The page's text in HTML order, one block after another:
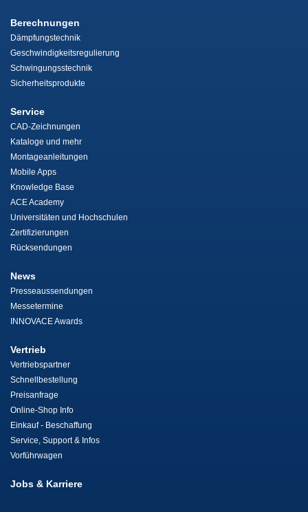
Berechnungen
Dämpfungstechnik
Geschwindigkeitsregulierung
Schwingungsstechnik
Sicherheitsprodukte
Service
CAD-Zeichnungen
Kataloge und mehr
Montageanleitungen
Mobile Apps
Knowledge Base
ACE Academy
Universitäten und Hochschulen
Zertifizierungen
Rücksendungen
News
Presseaussendungen
Messetermine
INNOVACE Awards
Vertrieb
Vertriebspartner
Schnellbestellung
Preisanfrage
Online-Shop Info
Einkauf - Beschaffung
Service, Support & Infos
Vorführwagen
Jobs & Karriere